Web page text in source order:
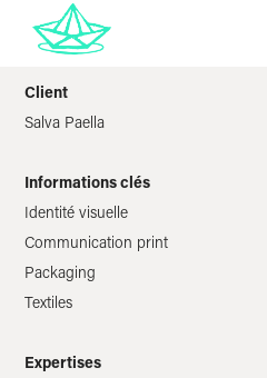
Client
Salva Paella
Informations clés
Identité visuelle
Communication print
Packaging
Textiles
Expertises